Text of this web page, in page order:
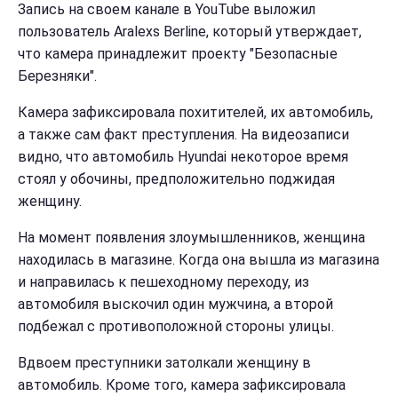
Запись на своем канале в YouTube выложил
пользователь Aralexs Berline, который утверждает,
что камера принадлежит проекту "Безопасные
Березняки".
Камера зафиксировала похитителей, их автомобиль,
а также сам факт преступления. На видеозаписи
видно, что автомобиль Hyundai некоторое время
стоял у обочины, предположительно поджидая
женщину.
На момент появления злоумышленников, женщина
находилась в магазине. Когда она вышла из магазина
и направилась к пешеходному переходу, из
автомобиля выскочил один мужчина, а второй
подбежал с противоположной стороны улицы.
Вдвоем преступники затолкали женщину в
автомобиль. Кроме того, камера зафиксировала